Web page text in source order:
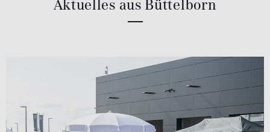
Aktuelles aus Büttelborn